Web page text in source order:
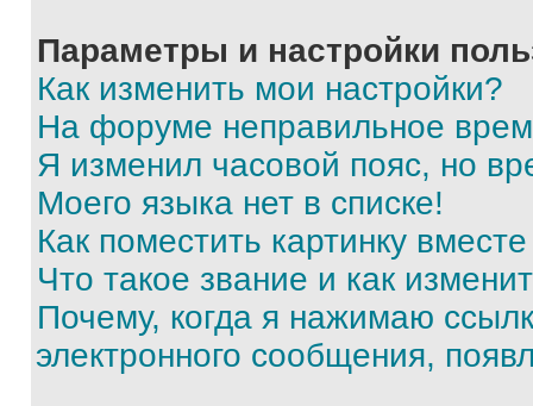
Параметры и настройки
Как изменить мои настройки?
На форуме неправильное
Я изменил часовой пояс, но
Моего языка нет в списке!
Как поместить картинку
Что такое звание и как
Почему, когда я нажимаю
электронного сообщения,